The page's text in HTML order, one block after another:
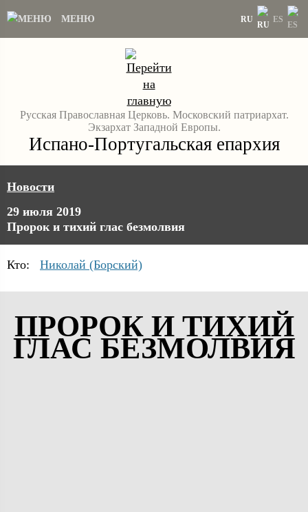
МЕНЮ RU ES
Русская Православная Церковь. Московский патриархат.
Экзархат Западной Европы.
Испано-Португальская епархия
Новости
29 июля 2019
Пророк и тихий глас безмолвия
Кто: Николай (Борский)
ПРОРОК И ТИХИЙ
ГЛАС БЕЗМОЛВИЯ